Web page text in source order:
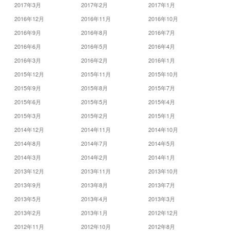
2017年3月
2017年2月
2017年1月
2016年12月
2016年11月
2016年10月
2016年9月
2016年8月
2016年7月
2016年6月
2016年5月
2016年4月
2016年3月
2016年2月
2016年1月
2015年12月
2015年11月
2015年10月
2015年9月
2015年8月
2015年7月
2015年6月
2015年5月
2015年4月
2015年3月
2015年2月
2015年1月
2014年12月
2014年11月
2014年10月
2014年8月
2014年7月
2014年5月
2014年3月
2014年2月
2014年1月
2013年12月
2013年11月
2013年10月
2013年9月
2013年8月
2013年7月
2013年5月
2013年4月
2013年3月
2013年2月
2013年1月
2012年12月
2012年11月
2012年10月
2012年8月